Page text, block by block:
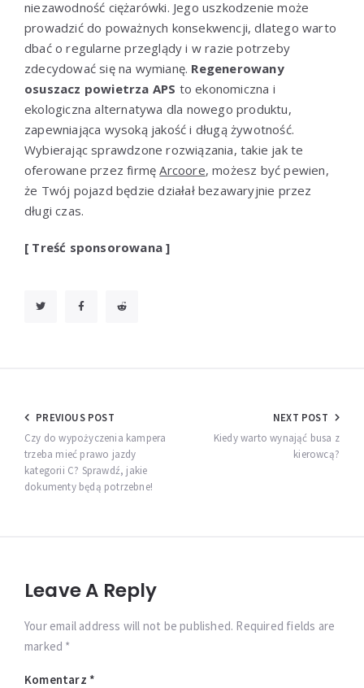
niezawodność ciężarówki. Jego uszkodzenie może
prowadzić do poważnych konsekwencji, dlatego warto
dbać o regularne przeglądy i w razie potrzeby
zdecydować się na wymianę. Regenerowany
osuszacz powietrza APS to ekonomiczna i
ekologiczna alternatywa dla nowego produktu,
zapewniająca wysoką jakość i długą żywotność.
Wybierając sprawdzone rozwiązania, takie jak te
oferowane przez firmęArcoore, możesz być pewien,
że Twój pojazd będzie działał bezawaryjnie przez
długi czas.
[ Treść sponsorowana ]
Nawigacja
wpisu
PREVIOUS POST
Czy do wypożyczenia kampera
trzeba mieć prawo jazdy
kategorii C? Sprawdź, jakie
dokumenty będą potrzebne!
NEXT POST
Kiedy warto wynająć busa z
kierowcą?
Leave A Reply
Your email address will not be published. Required fields are
marked *
Komentarz *